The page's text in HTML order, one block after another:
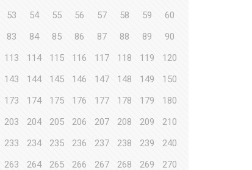
53 54 55 56 57 58 59
60
83 84 85 86 87 88 89
90
113 114 115 116 117 118 119
120
143 144 145 146 147 148 149
150
173 174 175 176 177 178 179
180
203 204 205 206 207 208 209
210
233 234 235 236 237 238 239
240
263 264 265 266 267 268 269
270